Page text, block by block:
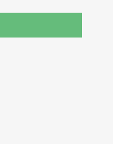
físicas